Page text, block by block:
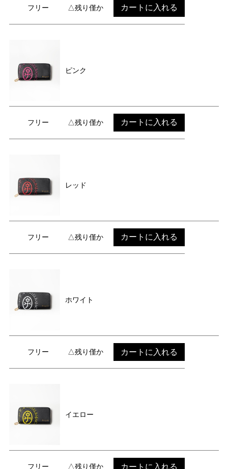
フリー △残り僅か カートに入れる
ピンク
フリー △残り僅か カートに入れる
レッド
フリー △残り僅か カートに入れる
ホワイト
フリー △残り僅か カートに入れる
イエロー
フリー △残り僅か カートに入れる